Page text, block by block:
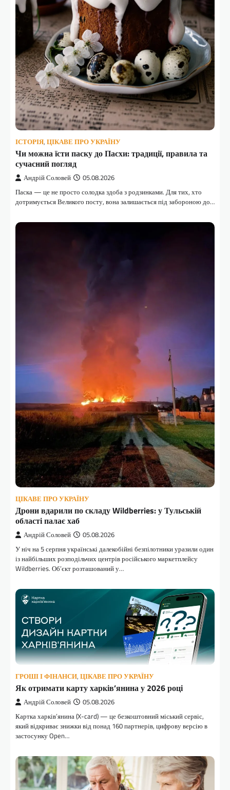
ІСТОРІЯ, ЦІКАВЕ ПРО УКРАЇНУ
Чи можна їсти паску до Пасхи: традиції, правила та
сучасний погляд
Андрій Соловей 05.08.2026
Паска — це не просто солодка здоба з родзинками. Для тих, хто
дотримується Великого посту, вона залишається під забороною до…
ЦІКАВЕ ПРО УКРАЇНУ
Дрони вдарили по складу Wildberries: у Тульській
області палає хаб
Андрій Соловей 05.08.2026
У ніч на 5 серпня українські далекобійні безпілотники уразили один
із найбільших розподільчих центрів російського маркетплейсу
Wildberries. Об’єкт розташований у…
ГРОШІ І ФІНАНСИ, ЦІКАВЕ ПРО УКРАЇНУ
Як отримати карту харків’янина у 2026 році
Андрій Соловей 05.08.2026
Картка харків’янина (X-card) — це безкоштовний міський сервіс,
який відкриває знижки від понад 160 партнерів, цифрову версію в
застосунку Open…